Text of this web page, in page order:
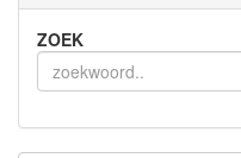
ZOEK